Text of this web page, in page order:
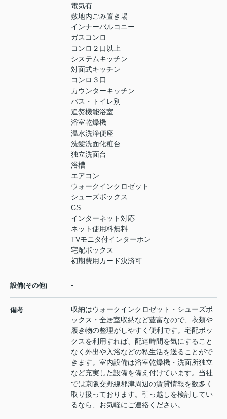
電気有
敷地内ごみ置き場
インナーバルコニー
ガスコンロ
コンロ２口以上
システムキッチン
対面式キッチン
コンロ３口
カウンターキッチン
バス・トイレ別
追焚機能浴室
浴室乾燥機
温水洗浄便座
洗髪洗面化粧台
独立洗面台
浴槽
エアコン
ウォークインクロゼット
シューズボックス
CS
インターネット対応
ネット使用料無料
TVモニタ付インターホン
宅配ボックス
初期費用カード決済可
設備(その他) -
備考
収納はウォークインクロゼット・シューズボ
ックス・全居室収納など豊富なので、衣類や
履き物の整理がしやすく便利です。宅配ボッ
クスを利用すれば、配達時間を気にすること
なく外出や入浴などの私生活を送ることがで
きます。室内設備は浴室乾燥機・洗面所独立
など充実した設備を備え付けています。当社
では京阪交野線郡津周辺の賃貸情報を数多く
取り扱っております。引っ越しを検討してい
るなら、お気軽にご連絡ください。